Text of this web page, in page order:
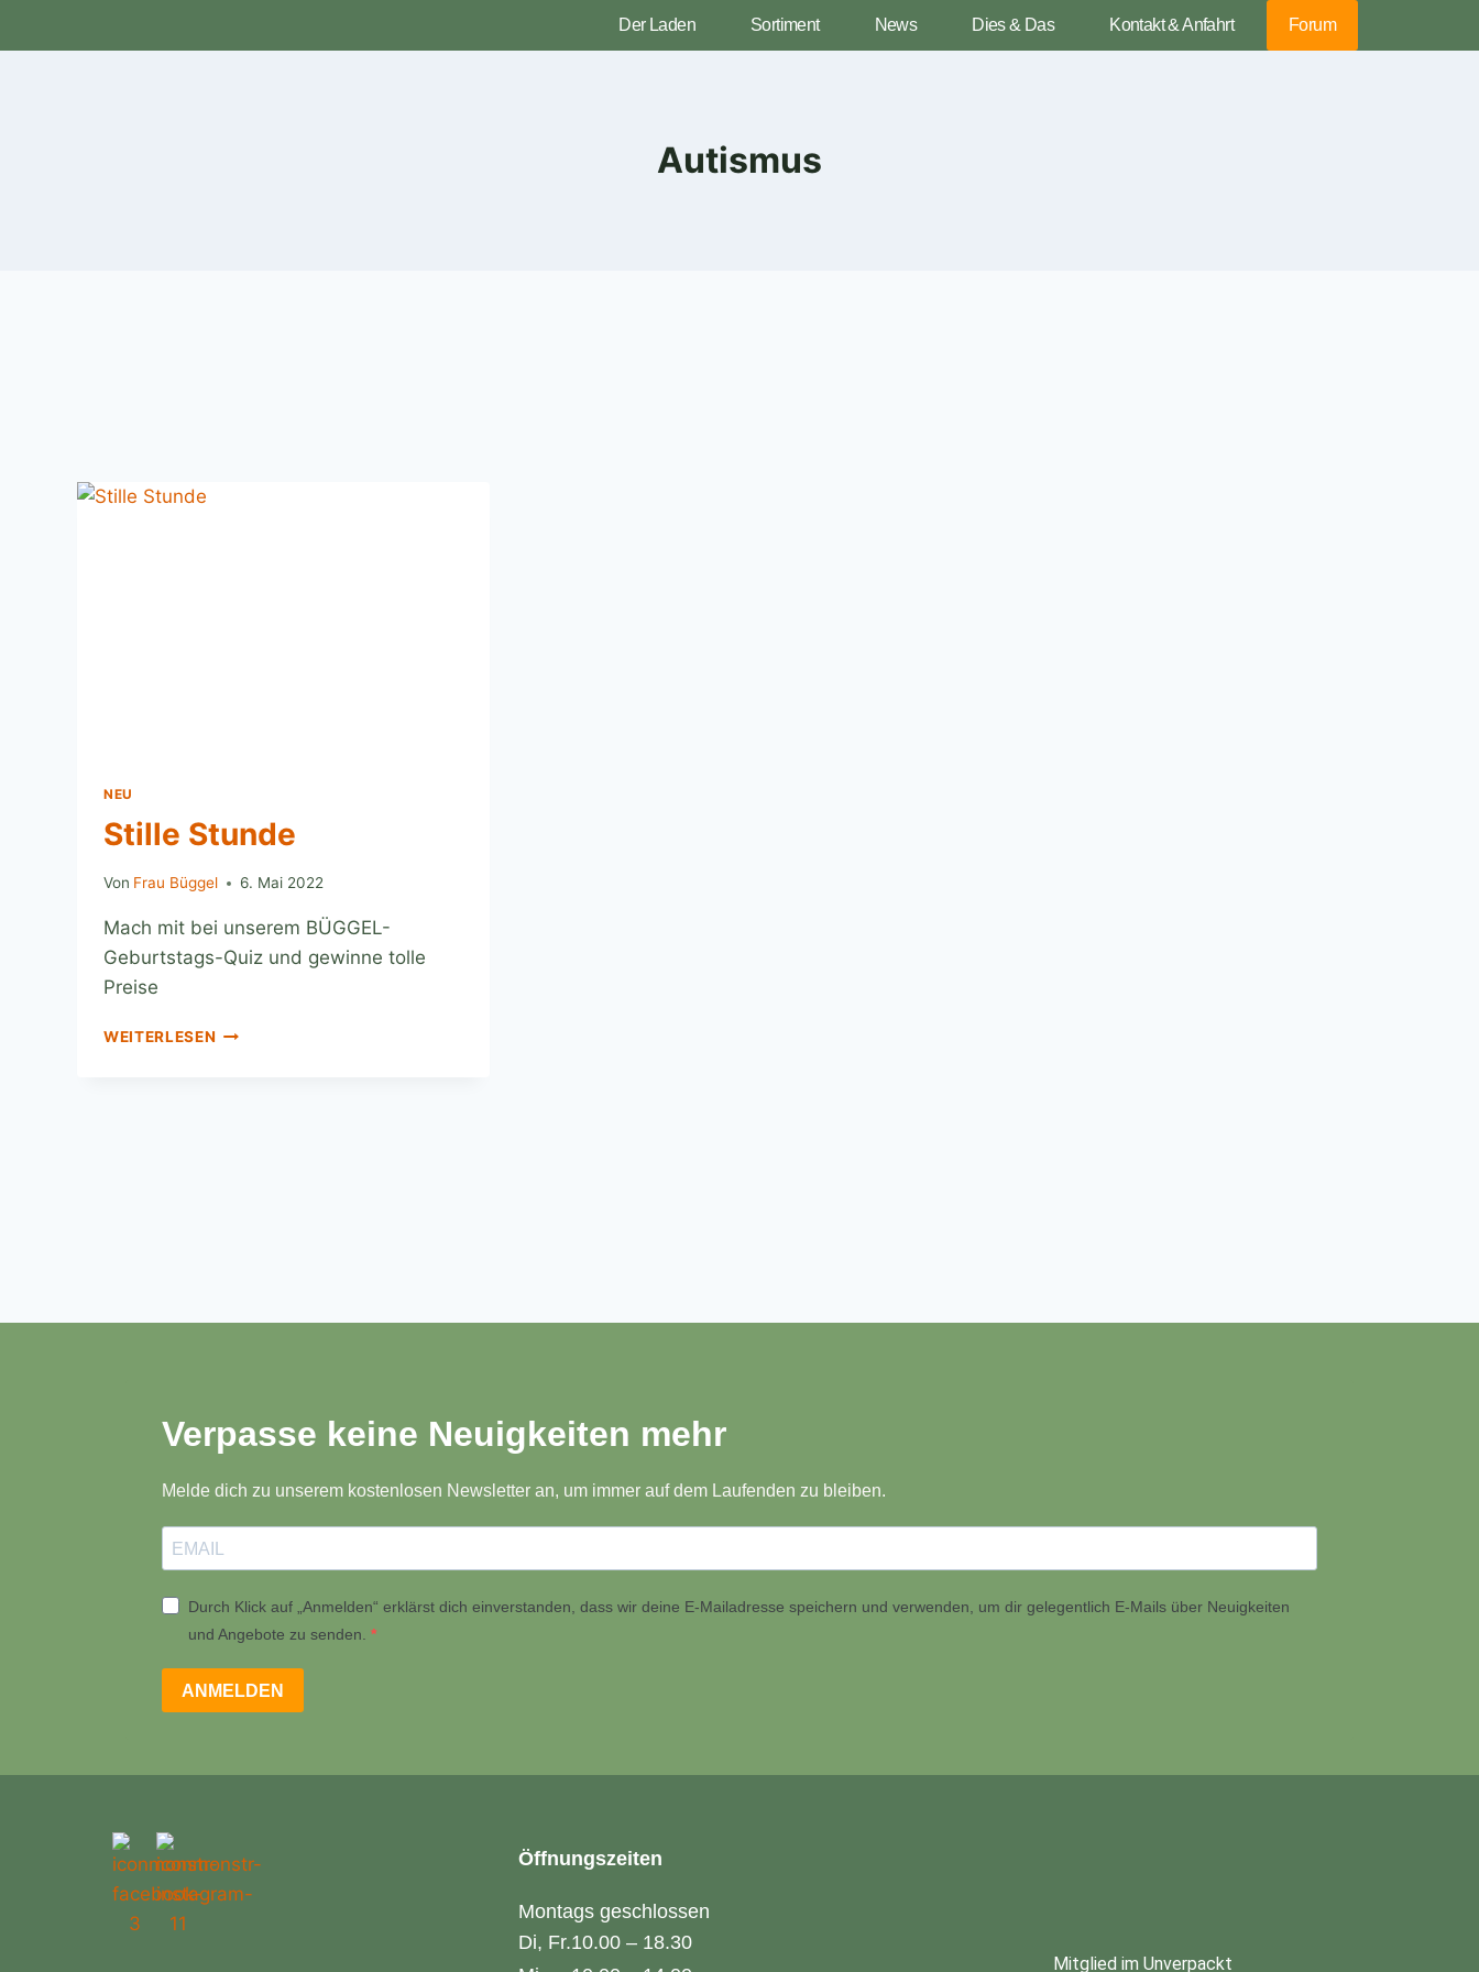
Der Laden Sortiment News Dies & Das Kontakt & Anfahrt Forum
Autismus
NEU
Stille Stunde
Von Frau Büggel 6. Mai 2022
Mach mit bei unserem BÜGGEL-
Geburtstags-Quiz und gewinne tolle
Preise
WEITERLESEN
Verpasse keine Neuigkeiten mehr
Melde dich zu unserem kostenlosen Newsletter an, um immer auf dem Laufenden zu bleiben.
Durch Klick auf „Anmelden“ erklärst dich einverstanden, dass wir deine E-Mailadresse speichern und verwenden, um dir gelegentlich E-Mails über Neuigkeiten
und Angebote zu senden.
ANMELDEN
Öffnungszeiten
Montags geschlossen
Di, Fr.10.00 – 18.30
Mitglied im Unverpackt